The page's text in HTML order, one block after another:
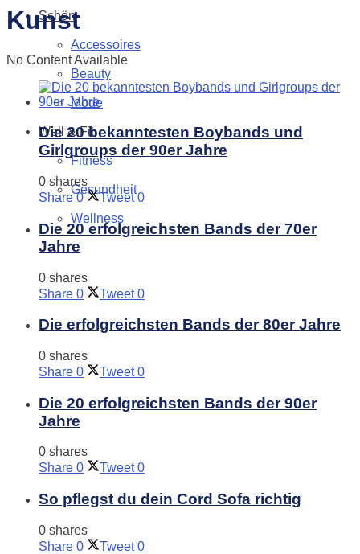
Schön
Accessoires
Beauty
Mode
Well & Fit
Fitness
Gesundheit
Wellness
Kunst
No Content Available
Die 20 bekanntesten Boybands und
Girlgroups der 90er Jahre
0 shares
Share 0 Tweet 0
Die 20 erfolgreichsten Bands der 70er
Jahre
0 shares
Share 0 Tweet 0
Die erfolgreichsten Bands der 80er Jahre
0 shares
Share 0 Tweet 0
Die 20 erfolgreichsten Bands der 90er
Jahre
0 shares
Share 0 Tweet 0
So pflegst du dein Cord Sofa richtig
0 shares
Share 0 Tweet 0